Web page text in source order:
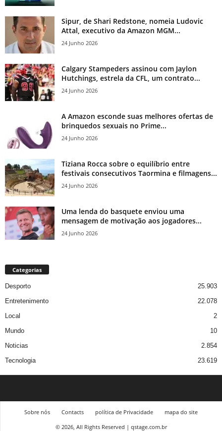
Sipur, de Shari Redstone, nomeia Ludovic
Attal, executivo da Amazon MGM...
24 Junho 2026
Calgary Stampeders assinou com Jaylon
Hutchings, estrela da CFL, um contrato...
24 Junho 2026
A Amazon esconde suas melhores ofertas de
brinquedos sexuais no Prime...
24 Junho 2026
Tiziana Rocca sobre o equilíbrio entre
festivais consecutivos Taormina e filmagens...
24 Junho 2026
Uma lenda do basquete enviou uma
mensagem de motivação aos jogadores...
24 Junho 2026
Categorias
Desporto
25.903
Entretenimento
22.078
Local
2
Mundo
10
Noticias
2.854
Tecnologia
23.619
Sobre nós Contacts política de Privacidade
mapa do site
© 2026, All Rights Reserved | qstage.com.br